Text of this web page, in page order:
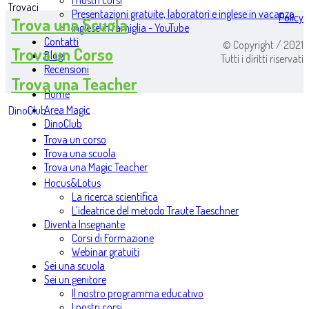
Presentazioni gratuite, laboratori e inglese in vacanza
Inglese in famiglia - YouTube
Contatti
Blog
Recensioni
Home
Area Magic
DinoClub
Trova un corso
Trova una scuola
Trova una Magic Teacher
Hocus&Lotus
La ricerca scientifica
L’ideatrice del metodo Traute Taeschner
Diventa Insegnante
Corsi di Formazione
Webinar gratuiti
Sei una scuola
Sei un genitore
Il nostro programma educativo
Trovaci
Trova una Scuola
Trova un Corso
Trova una Teacher
DinoClub
Policy
© Copyright / 2021
Tutti i diritti riservati